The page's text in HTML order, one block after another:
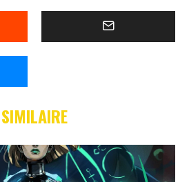
SIMILAIRE